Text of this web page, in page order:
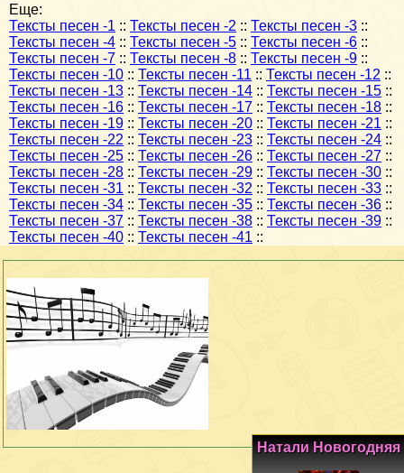
Еще:
Тексты песен -1 :: Тексты песен -2 :: Тексты песен -3 ::
Тексты песен -4 :: Тексты песен -5 :: Тексты песен -6 ::
Тексты песен -7 :: Тексты песен -8 :: Тексты песен -9 ::
Тексты песен -10 :: Тексты песен -11 :: Тексты песен -12 ::
Тексты песен -13 :: Тексты песен -14 :: Тексты песен -15 ::
Тексты песен -16 :: Тексты песен -17 :: Тексты песен -18 ::
Тексты песен -19 :: Тексты песен -20 :: Тексты песен -21 ::
Тексты песен -22 :: Тексты песен -23 :: Тексты песен -24 ::
Тексты песен -25 :: Тексты песен -26 :: Тексты песен -27 ::
Тексты песен -28 :: Тексты песен -29 :: Тексты песен -30 ::
Тексты песен -31 :: Тексты песен -32 :: Тексты песен -33 ::
Тексты песен -34 :: Тексты песен -35 :: Тексты песен -36 ::
Тексты песен -37 :: Тексты песен -38 :: Тексты песен -39 ::
Тексты песен -40 :: Тексты песен -41 ::
Натали Новогодняя